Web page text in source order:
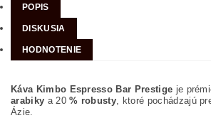
POPIS
DISKUSIA
HODNOTENIE
Káva Kimbo Espresso Bar Prestige je
arabiky a 20% robusty, ktoré pochádzajú
Ázie.